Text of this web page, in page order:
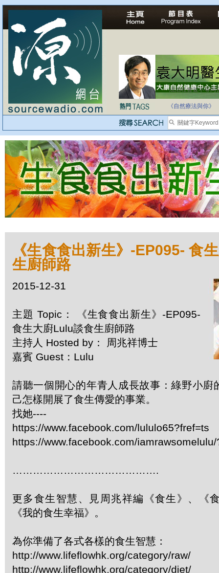
法治社會並不等同
自家教育合法化-
《自然療法與你》
《生食食出新生》-EP095- 食
生廚師路
2015-12-31
主題 Topic： 《生食食出新生》-EP095-
食生大廚Lulu談食生廚師路
主持人 Hosted by： 周兆祥博士
嘉賓 Guest：Lulu
請聽一個開心的年青人成長故事：綠野小廚
己怎樣開展了食生傳愛的事業。
找她----
https://www.facebook.com/lululo65?fref=ts
https://www.facebook.com/
…………………………………….
更多食生智慧、見周兆祥編《食生》、《
《我的食生幸福》。
為你準備了各式各樣的食生智慧：
http://www.lifeflowhk.org/category/raw/
http://www.lifeflowhk.org/category/diet/